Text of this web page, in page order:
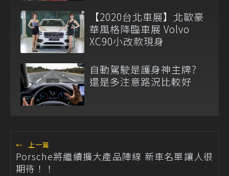
【2020台北車展】北歐豪
華風格降臨車展 Volvo
XC90小改款現身
自動駕駛是護身神主牌?
還是多注意路況比較好
← 上一篇
Porsche將繼續擴大產品陣線 新車名單讓人很
期待！！